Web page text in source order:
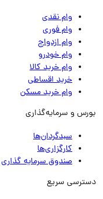
وام نقدی
وام فوری
وام ازدواج
وام خودرو
وام خرید کالا
خرید اقساطی
وام خرید مسکن
و سرمایه‌گذاری
سبدگردان‌ها
کارگزاری‌ها
صندوق سرمایه گذاری
سریع